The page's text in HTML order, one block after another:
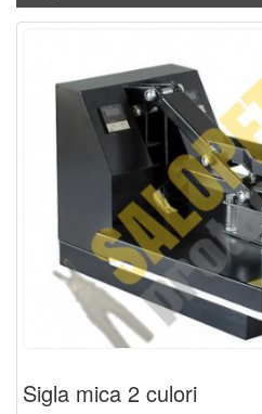
Sigla mica 2 culori